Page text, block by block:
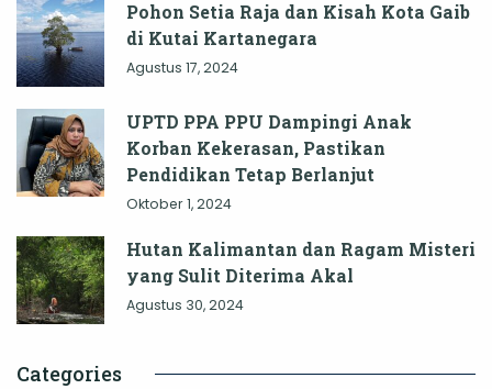
Pohon Setia Raja dan Kisah Kota Gaib
di Kutai Kartanegara
Agustus 17, 2024
UPTD PPA PPU Dampingi Anak
Korban Kekerasan, Pastikan
Pendidikan Tetap Berlanjut
Oktober 1, 2024
Hutan Kalimantan dan Ragam Misteri
yang Sulit Diterima Akal
Agustus 30, 2024
Categories